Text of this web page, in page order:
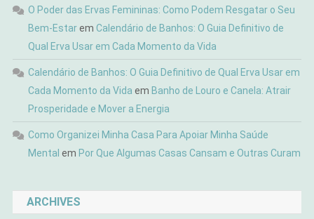
O Poder das Ervas Femininas: Como Podem Resgatar o Seu
Bem-Estarem Calendário de Banhos: O Guia Definitivo de
Qual Erva Usar em Cada Momento da Vida
Calendário de Banhos: O Guia Definitivo de Qual Erva Usar em
Cada Momento da Vida em Banho de Louro e Canela: Atrair
Prosperidade e Mover a Energia
Como Organizei Minha Casa Para Apoiar Minha Saúde
Mental em Por Que Algumas Casas Cansam e Outras Curam
ARCHIVES